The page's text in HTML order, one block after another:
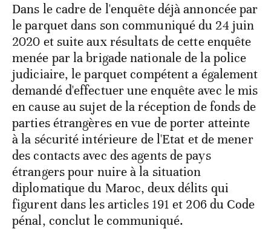
Dans le cadre de l'enquête déjà annoncée par
le parquet dans son communiqué du 24 juin
2020 et suite aux résultats de cette enquête
menée par la brigade nationale de la police
judiciaire, le parquet compétent a également
demandé d'effectuer une enquête avec le mis
en cause au sujet de la réception de fonds de
parties étrangères en vue de porter atteinte
à la sécurité intérieure de l'Etat et de mener
des contacts avec des agents de pays
étrangers pour nuire à la situation
diplomatique du Maroc, deux délits qui
figurent dans les articles 191 et 206 du Code
pénal, conclut le communiqué.